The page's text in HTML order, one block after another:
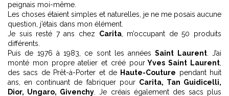
peignais moi-même.
Les choses étaient simples et naturelles, je ne me posais aucune
question, j’étais dans mon élément.
Je suis resté 7 ans chez Carita, m’occupant de 50 produits
différents.
Puis de 1976 à 1983, ce sont les annéesSaint Laurent. J’ai
monté mon propre atelier et créé pourYves Saint Laurent
des sacs de Prêt-à-Porter et de Haute-Couture pendant huit
ans, en continuant de fabriquer pour Carita, Tan Guidicelli,
Dior, Ungaro, Givenchy . Je créais également des sacs plus